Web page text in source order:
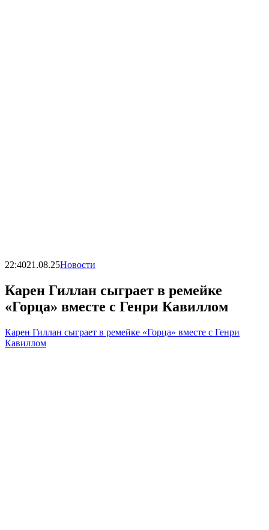
22:4021.08.25Новости
Карен Гиллан сыграет в ремейке
«Горца» вместе с Генри Кавиллом
Карен Гиллан сыграет в ремейке «Горца» вместе с Генри
Кавиллом